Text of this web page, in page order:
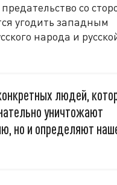
со
угодить западным
народа и
людей,
уничтожают
но и определяют